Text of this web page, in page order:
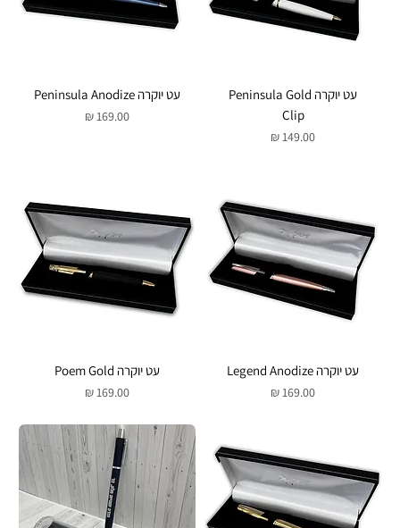
עט יוקרה Peninsula Gold
Clip
מחיר
עט יוקרה Peninsula Anodize
מחיר
עט יוקרה Legend Anodize
מחיר
עט יוקרה Poem Gold
מחיר